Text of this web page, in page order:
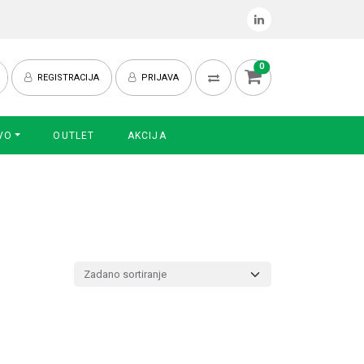
REGISTRACIJA PRIJAVA
0
OUTLET AKCIJA